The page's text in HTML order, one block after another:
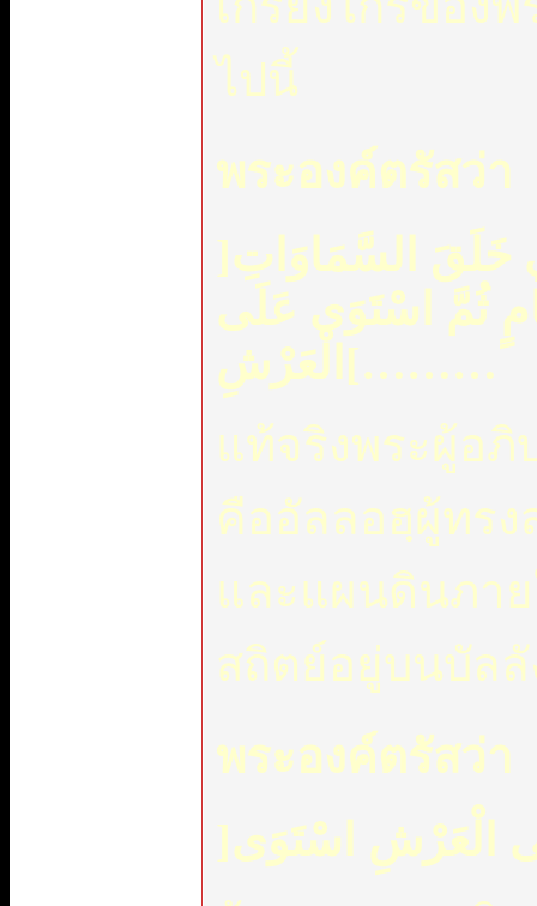
ไปนี้
พระองค์ตรัสว่า
]خَلَقَ السَّمَاوَاتِ
ثُمَّ اسْتَوَى عَلَى
الْعَرْشِ [………
แท้จริงพระผู้อภิ
คืออัลลอฮฺผู้ทร
และแผนดินภา
สถิตย์อยู่บนบัลลั
พระองค์ตรัสว่า
]الْعَرْشِ اسْتَوَى